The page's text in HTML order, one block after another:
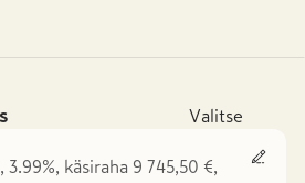
Valitse
3.99%, käsiraha 9 745,50 €,